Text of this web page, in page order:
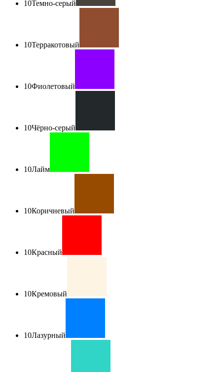
10Темно-серый
10Терракотовый
10Фиолетовый
10Чёрно-серый
10Лайм
10Коричневый
10Красный
10Кремовый
10Лазурный